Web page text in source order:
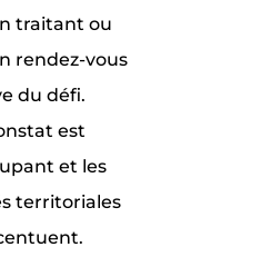
traitant ou
rendez-vous
du défi.
est
et les
territoriales